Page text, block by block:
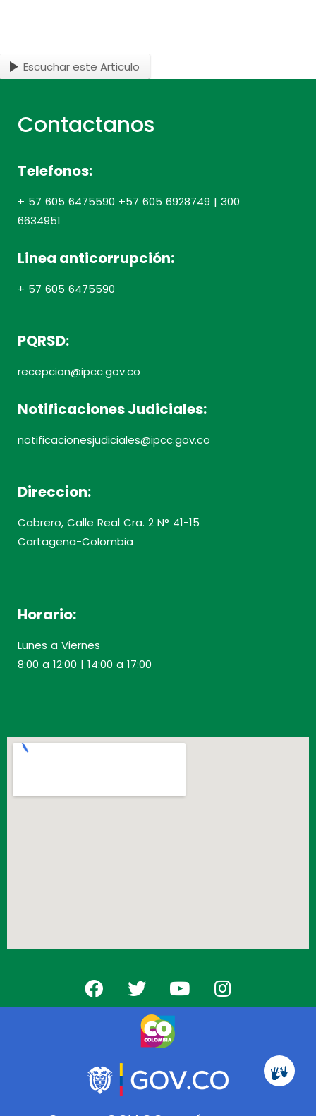
Escuchar este Articulo
Contactanos
Telefonos:
+ 57 605 6475590 +57 605 6928749 | 300
6634951
Linea anticorrupción:
+ 57 605 6475590
PQRSD:
recepcion@ipcc.gov.co
Notificaciones Judiciales:
notificacionesjudiciales@ipcc.gov.co
Direccion:
Cabrero, Calle Real Cra. 2 N° 41-15
Cartagena-Colombia
Horario:
Lunes a Viernes
8:00 a 12:00 | 14:00 a 17:00